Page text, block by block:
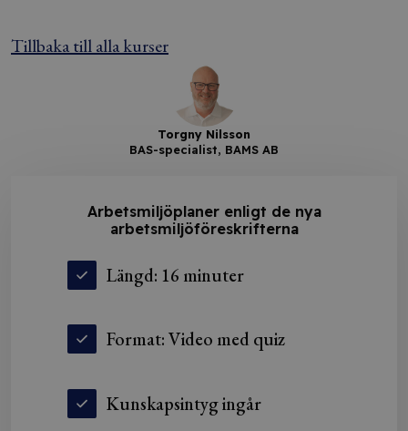
Tillbaka till alla kurser
Torgny Nilsson
BAS-specialist, BAMS AB
Arbetsmiljöplaner enligt de nya
arbetsmiljöföreskrifterna
Längd: 16 minuter
Format: Video med quiz
Kunskapsintyg ingår